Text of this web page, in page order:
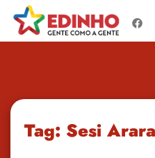
para
o
Tag: Sesi